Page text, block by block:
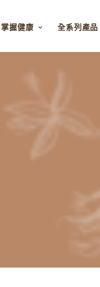
掌握健康 全系列產品